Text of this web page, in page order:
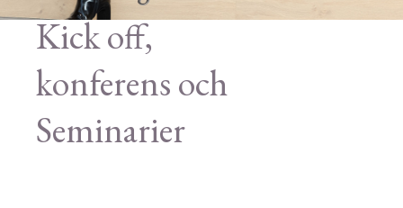
Kick off,
konferens och
Seminarier